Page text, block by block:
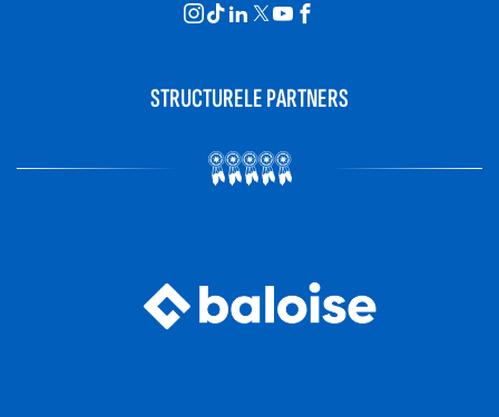
STRUCTURELE PARTNERS